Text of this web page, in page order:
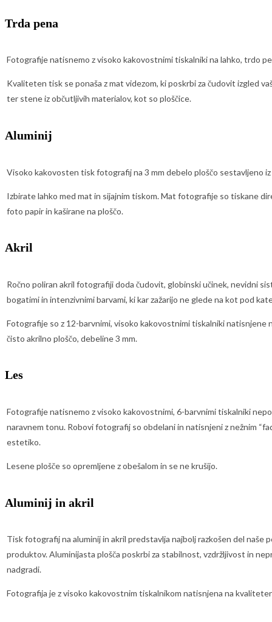
Trda pena
Fotografije natisnemo z visoko kakovostnimi tiskalniki na lahko, trdo
Kvaliteten tisk se ponaša z mat videzom, ki poskrbi za čudovit izgled
ter stene iz občutljivih materialov, kot so ploščice.
Aluminij
Visoko kakovosten tisk fotografij na 3 mm debelo ploščo sestavljeno
Izbirate lahko med mat in sijajnim tiskom. Mat fotografije so tiskane
foto papir in kaširane na ploščo.
Akril
Ročno poliran akril fotografiji doda čudovit, globinski učinek, nevidni
bogatimi in intenzivnimi barvami, ki kar zažarijo ne glede na kot pod
Fotografije so z 12-barvnimi, visoko kakovostnimi tiskalniki
čisto akrilno ploščo, debeline 3 mm.
Les
Fotografije natisnemo z visoko kakovostnimi, 6-barvnimi tiskalniki
naravnem tonu. Robovi fotografij so obdelani in natisnjeni z nežnim
estetiko.
Lesene plošče so opremljene z obešalom in se ne krušijo.
Aluminij in akril
Tisk fotografij na aluminij in akril predstavlja najbolj razkošen del naše
produktov. Aluminijasta plošča poskrbi za stabilnost, vzdržljivost in
nadgradi.
Fotografija je z visoko kakovostnim tiskalnikom natisnjena na